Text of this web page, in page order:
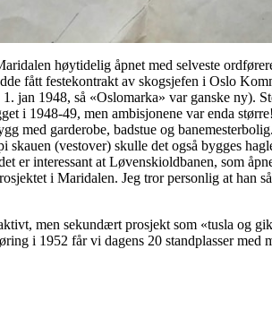
høytidelig åpnet med selveste
fått festekontrakt av skogsjefen i Oslo
jan 1948, så «Oslomarka» var ganske ny).
i 1948-49, men ambisjonene var enda
med garderobe, badstue og
(vestover) skulle det også bygges
er interessant at Løvenskioldbanen, som
i Maridalen. Jeg tror personlig at han
men sekundært prosjekt som «tusla og
i 1952 får vi dagens 20 standplasser